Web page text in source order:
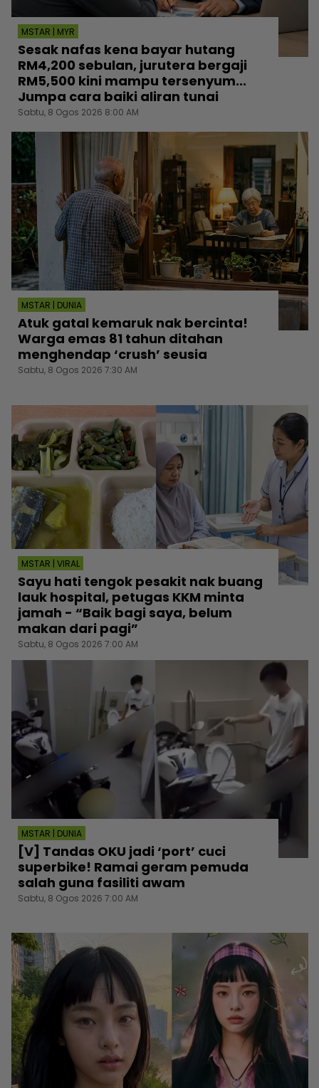
MSTAR | MYR
Sesak nafas kena bayar hutang
RM4,200 sebulan, jurutera bergaji
RM5,500 kini mampu tersenyum...
Jumpa cara baiki aliran tunai
Sabtu, 8 Ogos 2026 8:00 AM
MSTAR | DUNIA
Atuk gatal kemaruk nak bercinta!
Warga emas 81 tahun ditahan
menghendap ‘crush’ seusia
Sabtu, 8 Ogos 2026 7:30 AM
MSTAR | VIRAL
Sayu hati tengok pesakit nak buang
lauk hospital, petugas KKM minta
jamah - “Baik bagi saya, belum
makan dari pagi”
Sabtu, 8 Ogos 2026 7:00 AM
MSTAR | DUNIA
[V] Tandas OKU jadi ‘port’ cuci
superbike! Ramai geram pemuda
salah guna fasiliti awam
Sabtu, 8 Ogos 2026 7:00 AM